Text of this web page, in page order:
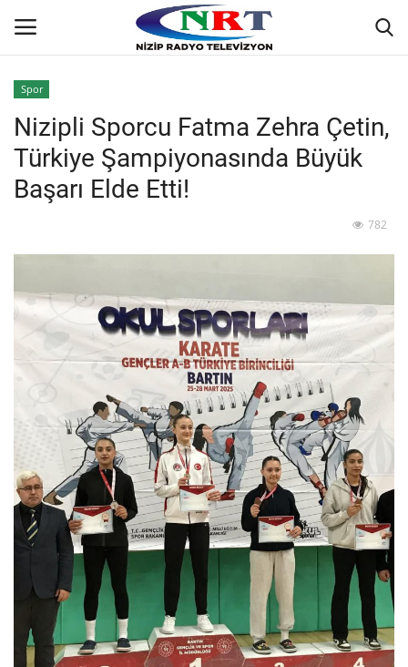
Ana
GÜNDEM
Ekonomi
Yaşam
Spor
EĞİTİM
Resmiilan
Spor
Nizipli Sporcu Fatma Zehra Çetin,
Türkiye Şampiyonasında Büyük
Başarı Elde Etti!
782